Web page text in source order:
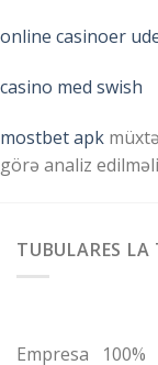
online casinoer
casino med swish
mostbet apk
görə analiz
TUBULARES
Empresa